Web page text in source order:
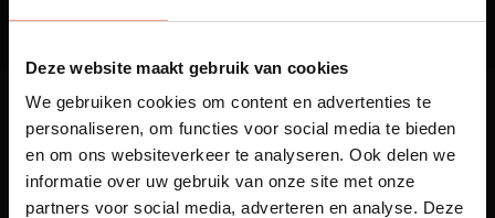
Deze website maakt gebruik van cookies
We gebruiken cookies om content en advertenties te
personaliseren, om functies voor social media te bieden
en om ons websiteverkeer te analyseren. Ook delen we
informatie over uw gebruik van onze site met onze
partners voor social media, adverteren en analyse. Deze
Maatwerk